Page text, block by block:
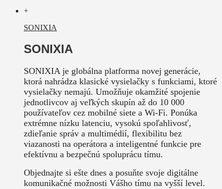
+
SONIXIA
SONIXIA
SONIXIA je globálna platforma novej generácie,
ktorá nahrádza klasické vysielačky s funkciami, ktoré
vysielačky nemajú. Umožňuje okamžité spojenie
jednotlivcov aj veľkých skupín až do 10 000
používateľov cez mobilné siete a Wi-Fi. Ponúka
extrémne nízku latenciu, vysokú spoľahlivosť,
zdieľanie správ a multimédií, flexibilitu bez
viazanosti na operátora a inteligentné funkcie pre
efektívnu a bezpečnú spoluprácu tímu.
Objednajte si ešte dnes a posuňte svoje digitálne
komunikačné možnosti Vášho tímu na vyšší level.